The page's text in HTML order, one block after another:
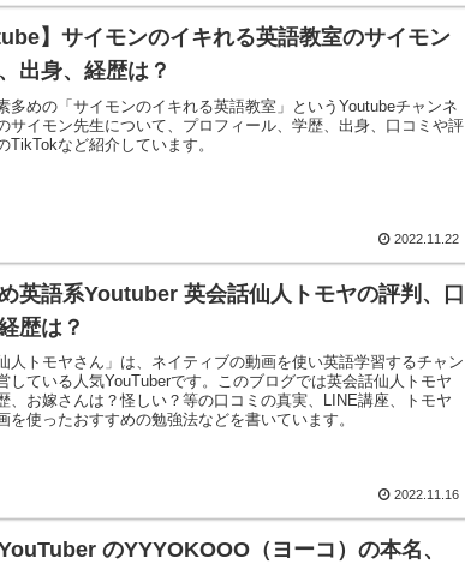
】サイモンのイキれる英語教室のサイモン
出身、経歴は？
多めの「サイモンのイキれる英語教室」というYoutubeチャンネ
サイモン先生について、プロフィール、学歴、出身、口コミや評
TikTokなど紹介しています。
2022.11.22
英語系Youtuber 英会話仙人トモヤの評判、口
歴は？
人トモヤさん」は、ネイティブの動画を使い英語学習するチャン
している人気YouTuberです。このブログでは英会話仙人トモヤ
、お嫁さんは？怪しい？等の口コミの真実、LINE講座、トモヤ
を使ったおすすめの勉強法などを書いています。
2022.11.16
のYYYOKOOO（ヨーコ）の本名、